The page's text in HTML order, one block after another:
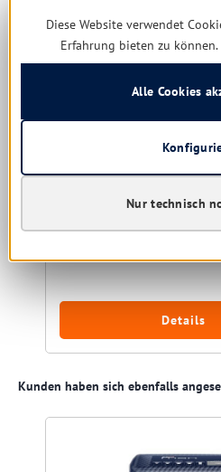
Seni Care reichhaltige
Details
Produktgalerie überspringen
Kunden haben sich ebenfalls
Diese Website verwendet
Erfahrung bieten zu können.
Nur technisch
Alle Cookies